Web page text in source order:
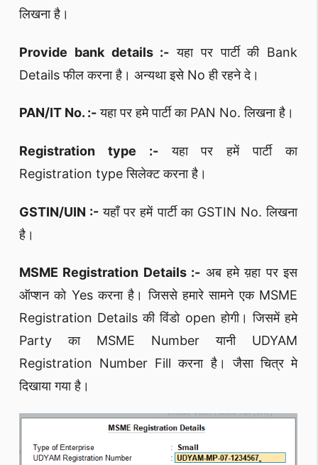
लिखना है।
Provide bank details :- यहा पर पार्टी की Bank
Details फील करना है। अन्यथा इसे No ही रहने दे।
PAN/IT No. :-यहा पर हमे पार्टी का PAN No. लिखना है।
Registration type :-यहा पर हमें पार्टी का
Registration type सिलेक्ट करना है।
GSTIN/UIN :- यहाँ पर हमें पार्टी का GSTIN No. लिखना
है।
MSME Registration Details :- अब हमे य़हा पर इस
ऑप्शन को Yes करना है। जिससे हमारे सामने एक MSME
Registration Details की विंडो open होगी। जिसमें हमे
Party का MSME Number यानी UDYAM
Registration Number Fill करना है। जैसा चित्र मे
दिखाया गया है।